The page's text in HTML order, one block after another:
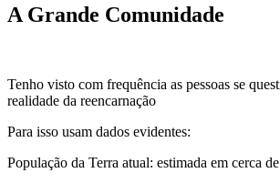
A Grande Comunidade
Tenho visto com frequência as pessoas se
realidade da reencarnação
Para isso usam dados evidentes:
População da Terra atual: estimada em cerca